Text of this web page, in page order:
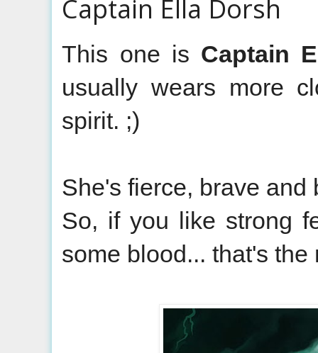
Captain Ella Dorsh
This one is Captain
usually wears more
spirit. ;)
She's fierce, brave
So, if you like strong
some blood... that's the